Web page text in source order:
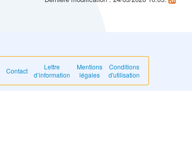
Contact
Lettre
d’information
Mentions
légales
Conditions
d'utilisation